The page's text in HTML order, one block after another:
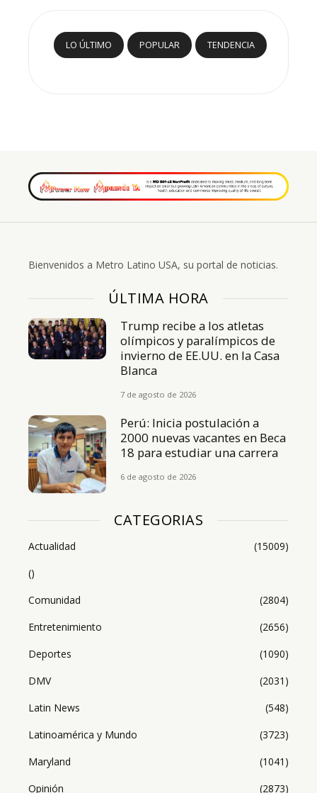
LO ÚLTIMO POPULAR TENDENCIA
Bienvenidos a Metro Latino USA, su portal de noticias.
ÚLTIMA HORA
Trump recibe a los atletas
olímpicos y paralímpicos de
invierno de EE.UU. en la Casa
Blanca
7 de agosto de 2026
Perú: Inicia postulación a
2000 nuevas vacantes en Beca
18 para estudiar una carrera
6 de agosto de 2026
CATEGORIAS
Actualidad
(15009)
()
Comunidad
(2804)
Entretenimiento
(2656)
Deportes
(1090)
DMV
(2031)
Latin News
(548)
Latinoamérica y Mundo
(3723)
Maryland
(1041)
Opinión
(2873)